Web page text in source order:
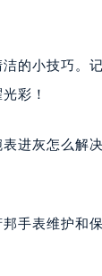
的小技巧。
彩！
进灰怎么解
手表维护和